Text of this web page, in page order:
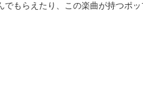
もらえたり、この楽曲が持つポ